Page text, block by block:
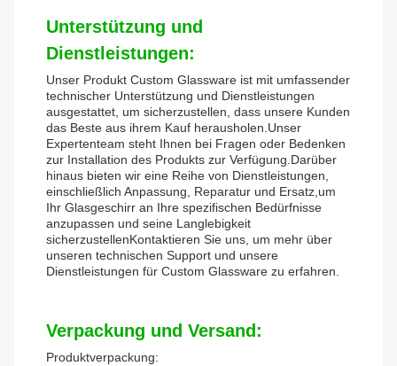
Unterstützung und
Dienstleistungen:
Unser Produkt Custom Glassware ist mit umfassender
technischer Unterstützung und Dienstleistungen
ausgestattet, um sicherzustellen, dass unsere Kunden
das Beste aus ihrem Kauf herausholen.Unser
Expertenteam steht Ihnen bei Fragen oder Bedenken
zur Installation des Produkts zur Verfügung.Darüber
hinaus bieten wir eine Reihe von Dienstleistungen,
einschließlich Anpassung, Reparatur und Ersatz,um
Ihr Glasgeschirr an Ihre spezifischen Bedürfnisse
anzupassen und seine Langlebigkeit
sicherzustellenKontaktieren Sie uns, um mehr über
unseren technischen Support und unsere
Dienstleistungen für Custom Glassware zu erfahren.
Verpackung und Versand:
Produktverpackung: